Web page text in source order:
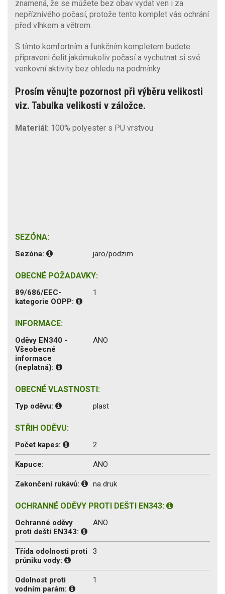
znamená, že se můžete bez obav vydat ven i za
nepříznivého počasí, protože tento komplet vás ochrání
před vlhkem a větrem.
S tímto komfortním a funkčním kompletem budete
připraveni čelit jakémukoliv počasí a vychutnat si své
venkovní aktivity bez ohledu na podmínky.
Prosím věnujte pozornost při výběru velikosti
viz. Tabulka velikosti v záložce.
Materiál: 100% polyester s PU vrstvou
SEZÓNA:
Sezóna: jaro/podzim
OBECNÉ POŽADAVKY:
89/686/EEC-
kategorie OOPP:
1
INFORMACE:
Oděvy EN340 -
Všeobecné
informace
(neplatná):
ANO
OBECNÉ VLASTNOSTI:
Typ oděvu: plast
STŘIH ODĚVU:
Počet kapes: 2
Kapuce: ANO
Zakončení rukávů: na druk
OCHRANNÉ ODĚVY PROTI DEŠTI EN343:
Ochranné oděvy
proti dešti EN343:
ANO
Třída odolnosti proti
průniku vody:
3
Odolnost proti
vodním parám:
1